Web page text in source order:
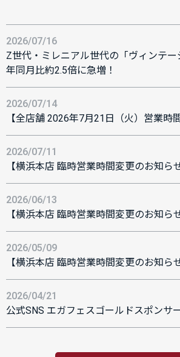
2026/07/16
Z世代・ミレニアル世代の「ヴィンテ
年同月比約2.5倍に急増！
2026/07/14
【全店舗 2026年7月21日（火）営業時
2026/07/11
【横浜本店 臨時営業時間変更のお知らせ
2026/06/13
【横浜本店 臨時営業時間変更のお知らせ
2026/05/09
【横浜本店 臨時営業時間変更のお知らせ
2026/04/21
公式SNS エガフェスゴールドスポンサ